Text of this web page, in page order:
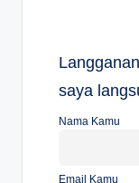
saya
Nama Kamu
Email Kamu